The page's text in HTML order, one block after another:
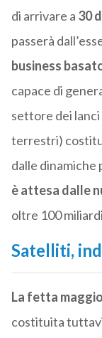
di arrivare a 30
passerà
business
capace di
settore dei
terrestri)
dalle dinamiche
è attesa dalle
oltre 100
Satelliti,
La fetta
costituita